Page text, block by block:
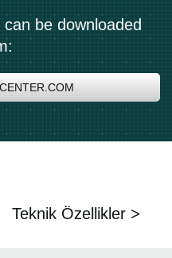
be downloaded
Teknik Özellikler >